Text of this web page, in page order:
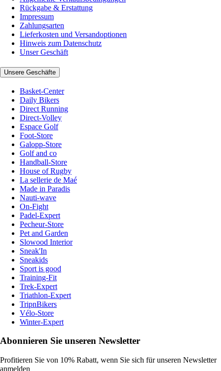
Rückgabe & Erstattung
Impressum
Zahlungsarten
Lieferkosten und Versandoptionen
Hinweis zum Datenschutz
Unser Geschäft
Unsere Geschäfte
Basket-Center
Daily Bikers
Direct Running
Direct-Volley
Espace Golf
Foot-Store
Galopp-Store
Golf and co
Handball-Store
House of Rugby
La sellerie de Maé
Made in Paradis
Nauti-wave
On-Fight
Padel-Expert
Pecheur-Store
Pet and Garden
Slowood Interior
Sneak'In
Sneakids
Sport is good
Training-Fit
Trek-Expert
Triathlon-Expert
TripnBikers
Vélo-Store
Winter-Expert
Abonnieren Sie unseren Newsletter
Profitieren Sie von 10% Rabatt, wenn Sie sich für unseren Newsletter
anmelden